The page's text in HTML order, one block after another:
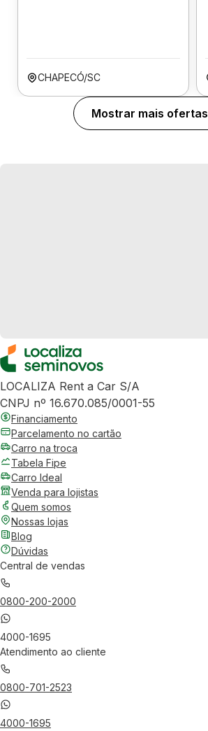
CHAPECÓ/SC
Mostrar mais ofertas
LOCALIZA Rent a Car S/A
CNPJ nº 16.670.085/0001-55
Financiamento
Parcelamento no cartão
Carro na troca
Tabela Fipe
Carro Ideal
Venda para lojistas
Quem somos
Nossas lojas
Blog
Dúvidas
Central de vendas
0800-200-2000
4000-1695
Atendimento ao cliente
0800-701-2523
4000-1695